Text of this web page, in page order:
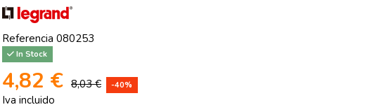
Referencia 080253
In Stock
4,82 € 8,03 € -40%
Iva incluido